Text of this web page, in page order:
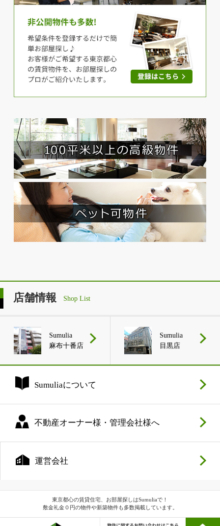
店舗情報 Shop List
Sumulia
麻布十番店
Sumulia
目黒店
Sumuliaについて
不動産オーナー様・管理会社様へ
運営会社
東京都心の賃貸住宅、お部屋探しはSumuliaで！
敷金礼金０円の物件や新築物件も多数掲載しています。